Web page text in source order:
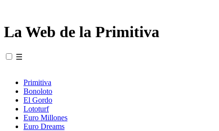
La Web de la Primitiva
☰
Primitiva
Bonoloto
El Gordo
Lototurf
Euro Millones
Euro Dreams